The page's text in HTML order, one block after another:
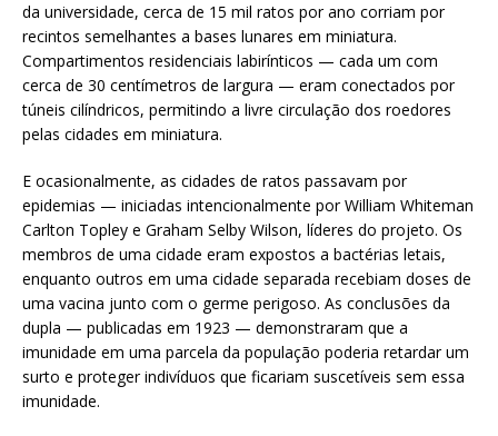
da universidade, cerca de 15 mil ratos por ano corriam por
recintos semelhantes a bases lunares em miniatura.
Compartimentos residenciais labirínticos — cada um com
cerca de 30 centímetros de largura — eram conectados por
túneis cilíndricos, permitindo a livre circulação dos roedores
pelas cidades em miniatura.
E ocasionalmente, as cidades de ratos passavam por
epidemias — iniciadas intencionalmente por William Whiteman
Carlton Topley e Graham Selby Wilson, líderes do projeto. Os
membros de uma cidade eram expostos a bactérias letais,
enquanto outros em uma cidade separada recebiam doses de
uma vacina junto com o germe perigoso. As conclusões da
dupla — publicadas em 1923 — demonstraram que a
imunidade em uma parcela da população poderia retardar um
surto e proteger indivíduos que ficariam suscetíveis sem essa
imunidade.